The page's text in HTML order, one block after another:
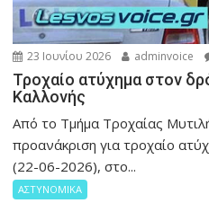
23 Ιουνίου 2026 adminvoice
Τροχαίο ατύχημα στον
Καλλονής
Από το Τμήμα Τροχαίας
προανάκριση για τροχαίο
(22-06-2026), στο...
ΑΣΤΥΝΟΜΙΚΑ